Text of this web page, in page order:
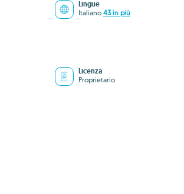
Lingue
Italiano 43 in più
Licenza
Proprietario